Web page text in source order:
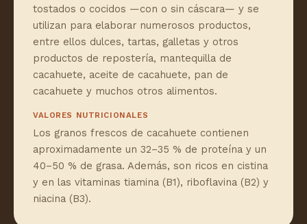
tostados o cocidos —con o sin cáscara— y se
utilizan para elaborar numerosos productos,
entre ellos dulces, tartas, galletas y otros
productos de repostería, mantequilla de
cacahuete, aceite de cacahuete, pan de
cacahuete y muchos otros alimentos.
VALORES NUTRICIONALES
Los granos frescos de cacahuete contienen
aproximadamente un 32–35 % de proteína y un
40–50 % de grasa. Además, son ricos en cistina
y en las vitaminas tiamina (B1), riboflavina (B2) y
niacina (B3).